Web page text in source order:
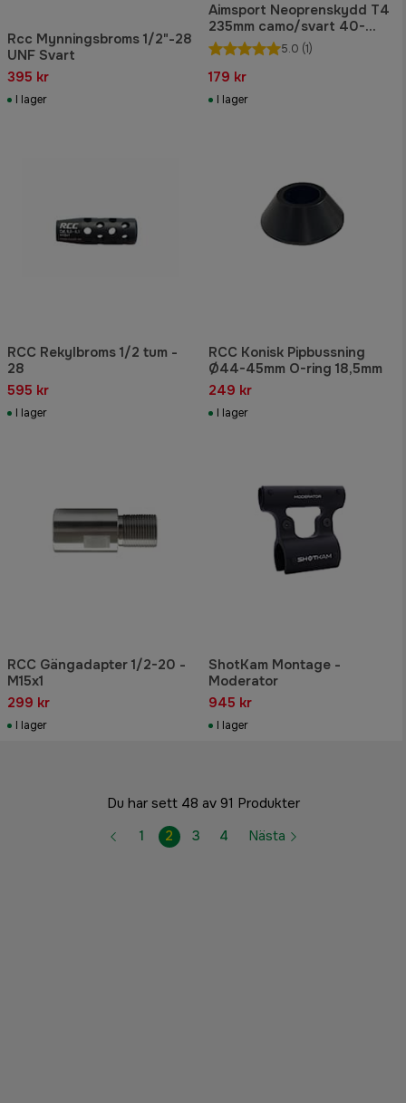
Rcc Mynningsbroms 1/2"-28
UNF Svart
395 kr
I lager
Aimsport Neoprenskydd T4
235mm camo/svart 40-
45mm
5.0 (1)
179 kr
I lager
RCC Rekylbroms 1/2 tum -
28
595 kr
I lager
RCC Konisk Pipbussning
Ø44-45mm O-ring 18,5mm
249 kr
I lager
RCC Gängadapter 1/2-20 -
M15x1
299 kr
I lager
ShotKam Montage -
Moderator
945 kr
I lager
Du har sett 48 av 91 Produkter
1
2 3 4 Nästa